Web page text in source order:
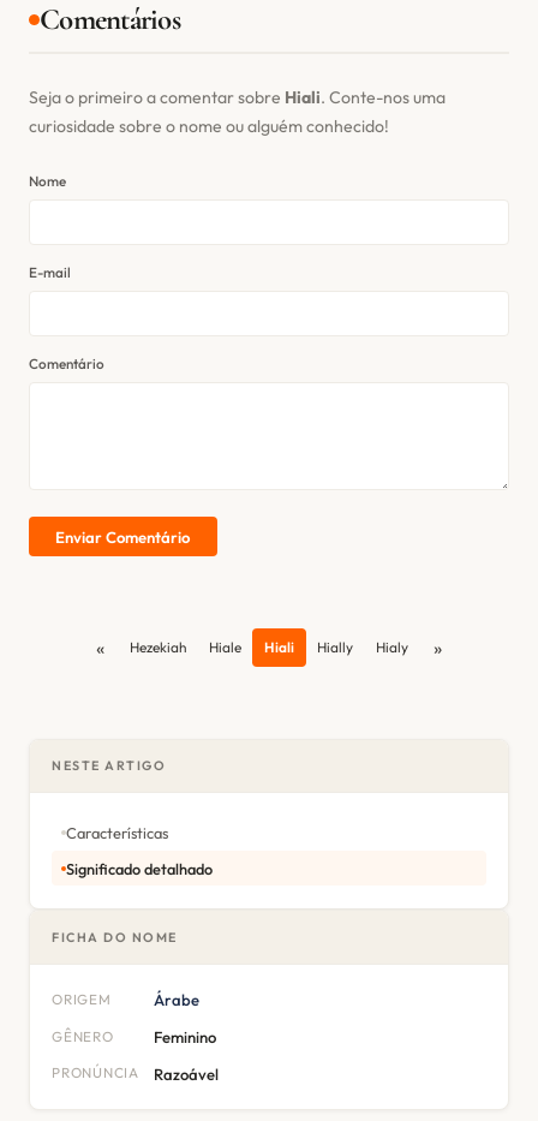
Comentários
Seja o primeiro a comentar sobre Hiali. Conte-nos uma
curiosidade sobre o nome ou alguém conhecido!
Nome
E-mail
Comentário
Enviar Comentário
« Hezekiah Hiale Hiali Hially Hialy »
NESTE ARTIGO
Características
Significado detalhado
FICHA DO NOME
ORIGEM Árabe
GÊNERO Feminino
PRONÚNCIA Razoável